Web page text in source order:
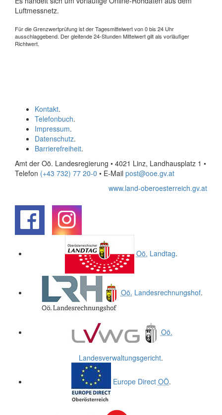
Luftmessnetz.
Für die Grenzwertprüfung ist der Tagesmittelwert von 0 bis 24 Uhr
ausschlaggebend. Der gleitende 24-Stunden Mittelwert gilt als vorläufiger
Richtwert.
Kontakt.
Telefonbuch.
Impressum.
Datenschutz.
Barrierefreiheit.
Amt der Oö. Landesregierung • 4021 Linz, Landhausplatz 1 •
Telefon (+43 732) 77 20-0 • E-Mail post@ooe.gv.at
www.land-oberoesterreich.gv.at
Oö. Landtag.
Oö. Landesrechnungshof.
Oö.
Landesverwaltungsgericht.
Europe Direct OÖ.